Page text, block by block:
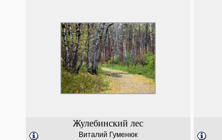
Жулебинский лес
Виталий Гуменюк